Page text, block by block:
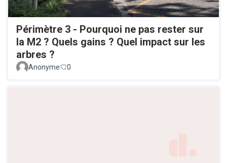
Périmètre 3 - Pourquoi ne pas rester sur
la M2 ? Quels gains ? Quel impact sur les
arbres ?
Anonyme 0